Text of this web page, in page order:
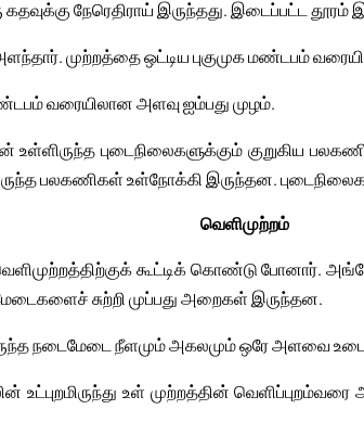
நேரெதிராய் இருந்தது. இடைப்பட்ட தூரம்
முற்றத்தை ஒட்டிய புகுமுக மண்டபம்
மண்டபம் வரையிலான அளவு ஐம்பது முழம்.
புடைநிலைகளுக்கும் குறுகிய
பலகணிகள் உள்நோக்கி இருந்தன.
வெளிமுற்றம்
கூட்டிக் கொண்டு போனார்.
சுற்றி முப்பது அறைகள் இருந்தன.
நடைமேடை நீளமும் அகலமும் ஒரே அளவை
உட்புறமிருந்து உள் முற்றத்தின்